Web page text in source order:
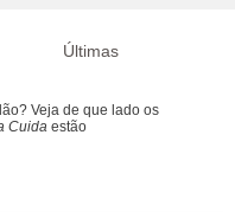
de vestido perto da data do
Últimas
Veja de que lado os
Cuida estão